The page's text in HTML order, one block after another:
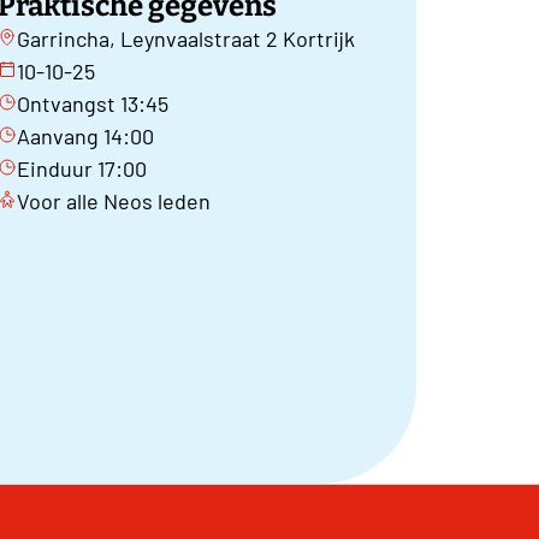
Garrincha, Leynvaalstraat 2 Kortrijk
10-10-25
Ontvangst 13:45
Aanvang 14:00
Einduur 17:00
Voor alle Neos leden